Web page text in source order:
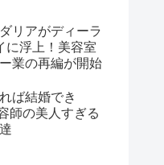
ダリアがディーラ
に浮上！美容室
業の再編が開始
ば結婚でき
師の美人すぎる